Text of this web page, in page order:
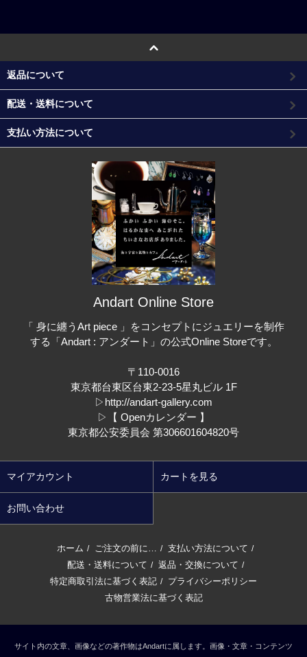
返品について
配送・送料について
支払い方法について
Andart Online Store
「 身に纏うArt piece 」をコンセプトにジュエリーを制作
する「Andart : アンダート」の公式Online Storeです。
〒110-0016
東京都台東区台東2-23-5星丸ビル 1F
▷ http://andart-gallery.com
▷
【 Openカレンダー 】
東京都公安委員会 第306601604820号
マイアカウント カートを見る
お問い合わせ
ホーム / ご注文の前に… / 支払い方法について /
配送・送料について / 返品・交換について /
特定商取引法に基づく表記 / プライバシーポリシー
古物営業法に基づく表記
サイト内の文章、画像などの著作物はAndartに属します。画像・文章・コンテンツ